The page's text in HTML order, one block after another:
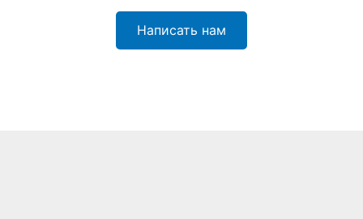
Написать нам